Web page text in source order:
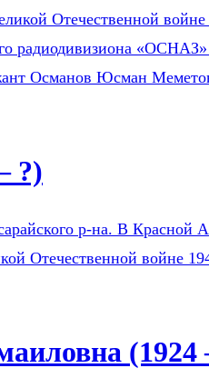
Отечественной
радиодивизиона
Османов Юсман
?)
р-на. В Красной
Отечественной войне